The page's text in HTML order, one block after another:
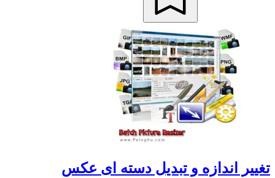
تغییر اندازه و تبدیل دسته ای عکس